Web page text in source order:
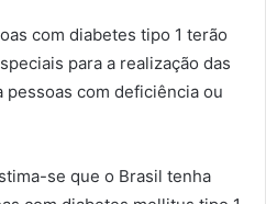
com diabetes tipo 1 terão
para a realização das
pessoas com deficiência ou
se que o Brasil tenha